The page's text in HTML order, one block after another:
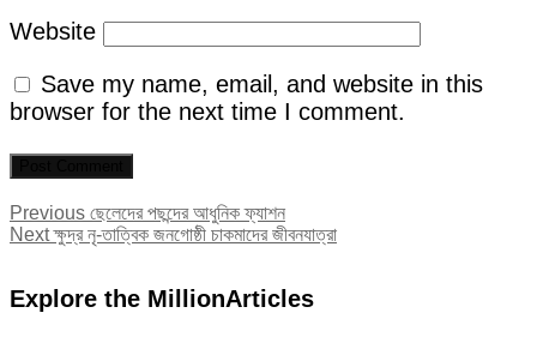
Website
Save my name, email, and website in this
browser for the next time I comment.
Post
navigation
Previous Previous
post:
ছেলেদের পছন্দের আধুনিক ফ্যাশন
NextNext
ক্ষুদ্র নৃ-তাত্বিক জনগোষ্ঠী চাকমাদের জীবনযাত্রা
Explore the MillionArticles